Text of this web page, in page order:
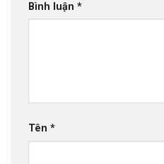
Bình luận *
Tên *